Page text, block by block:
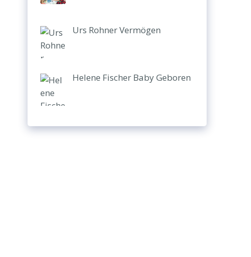
Urs Rohner Vermögen
Helene Fischer Baby Geboren